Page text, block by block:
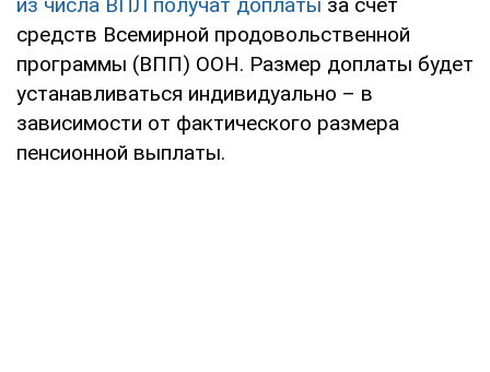
средств Всемирной продовольственной
программы (ВПП) ООН. Размер доплаты будет
устанавливаться индивидуально – в
зависимости от фактического размера
пенсионной выплаты.